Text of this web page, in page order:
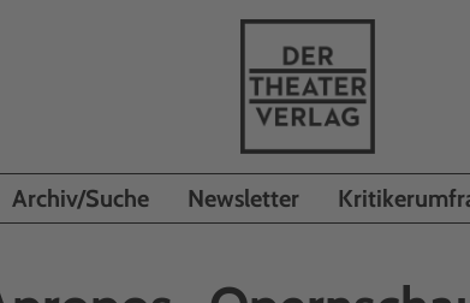
Archiv/Suche Newsletter